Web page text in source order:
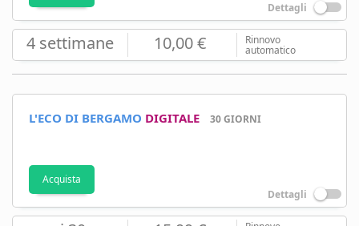
Dettagli
4 settimane 10,00 € Rinnovo
automatico
L'ECO DI BERGAMO DIGITALE 30 GIORNI
Acquista
Dettagli